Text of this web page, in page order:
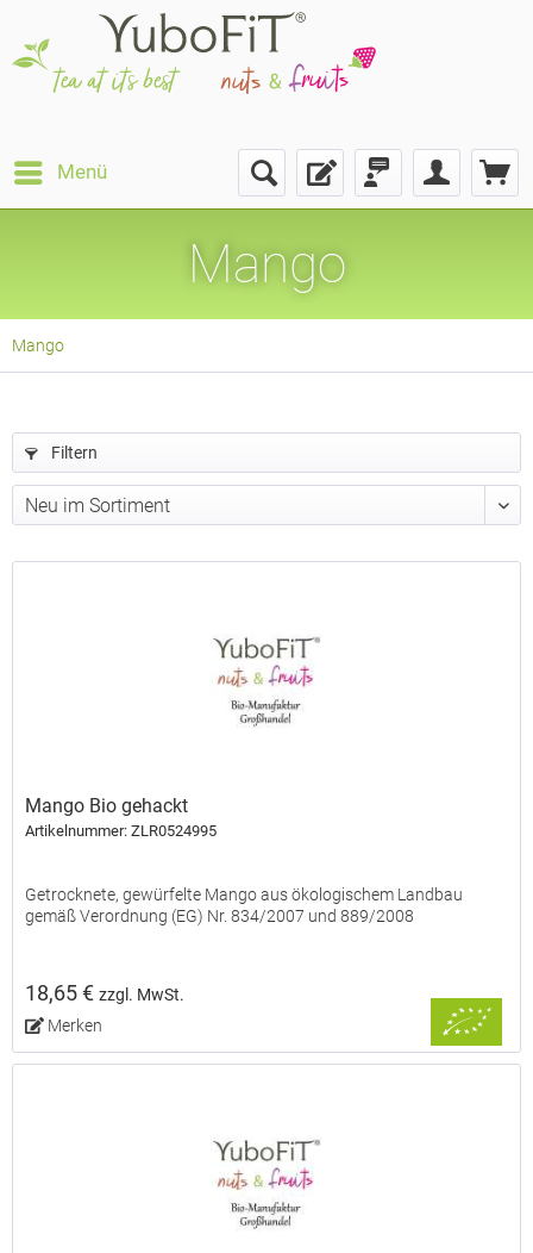
Menü
Mango
Mango
Filtern
Mango Bio gehackt
Artikelnummer: ZLR0524995
Getrocknete, gewürfelte Mango aus ökologischem Landbau
gemäß Verordnung (EG) Nr. 834/2007 und 889/2008
18,65 €zzgl. MwSt.
Merken